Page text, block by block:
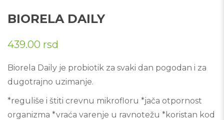
BIORELA DAILY
439.00 rsd
Biorela Daily je probiotik za svaki dan pogodan i za
dugotrajno uzimanje.
*reguliše i štiti crevnu mikrofloru *jača otpornost
organizma *vraća varenje u ravnotežu *koristan kod